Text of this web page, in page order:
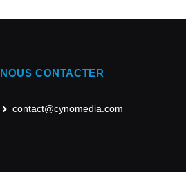
NOUS CONTACTER
contact@cynomedia.com